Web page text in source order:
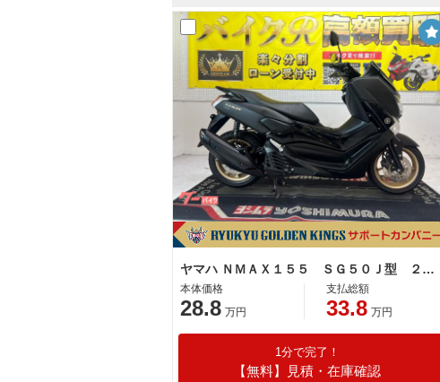
ヤマハ ＮＭＡＸ１５５ ＳＧ５０Ｊ型 ２０１８年モデル ＬＥＤヘッドライト サイドスタンド センタースタンド
本体価格
28.8 万円
支払総額
33.8 万円
1分で完了！
【無料】見積・在庫確認